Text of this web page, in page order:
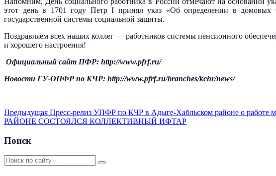
этот день в 1701 году Петр I принял указ «Об определении в домовых
государственной системы социальной защиты.
Поздравляем всех наших коллег — работников системы пенсионного
и хорошего настроения!
Официальный сайт ПФР: http://www.pfrf.ru/
Новости ГУ-ОПФР по КЧР: http://www.pfrf.ru/branches/kchr/news/
Предыдущая Пресс-релиз УПФР по КЧР в Адыге-Хабльском районе о работе
РАЙОНЕ СОСТОЯЛСЯ КОЛЛЕКТИВНЫЙ ИФТАР
Поиск